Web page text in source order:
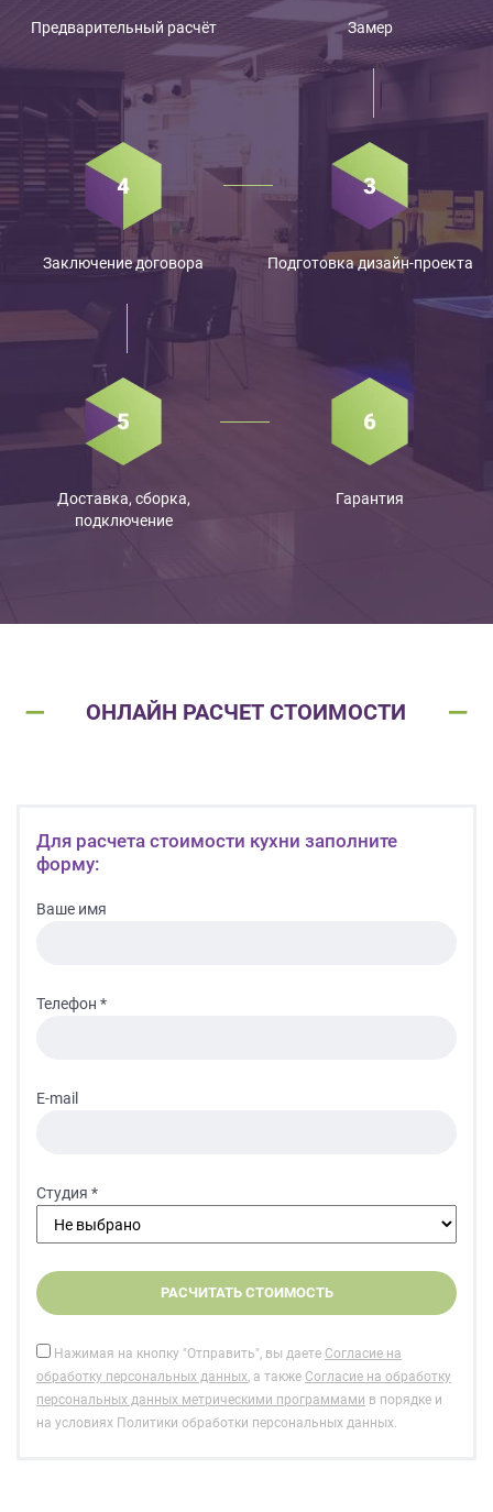
Предварительный расчёт Замер
Подготовка дизайн-проекта
Заключение договора
Доставка, сборка,
подключение
Гарантия
ОНЛАЙН РАСЧЕТ СТОИМОСТИ
Для расчета стоимости кухни заполните
форму:
Ваше имя
Телефон *
E-mail
Студия *
Нажимая на кнопку "Отправить", вы даете Согласие на
обработку персональных данных, а также Согласие на обработку
персональных данных метрическими программами в порядке и
на условиях Политики обработки персональных данных.